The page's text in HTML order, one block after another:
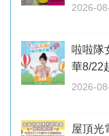
2026-
啦啦隊
華8/22
2026-
屋頂